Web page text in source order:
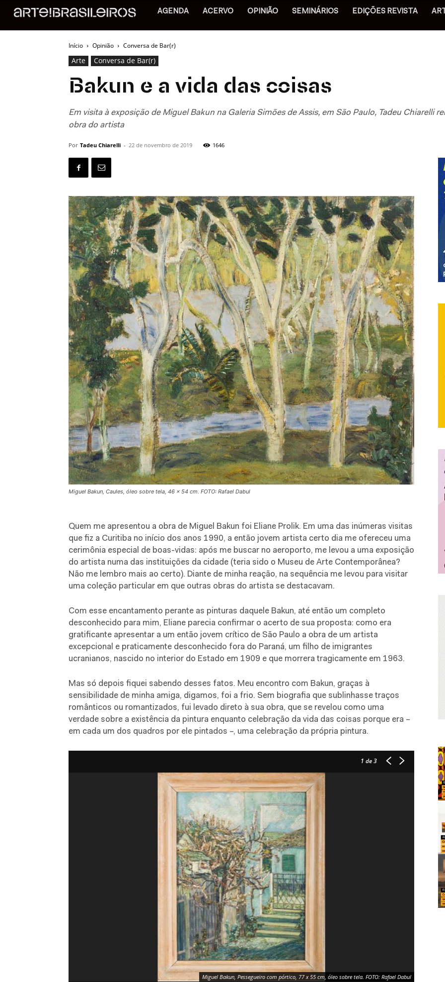
AGENDA ACERVO OPINIÃO SEMINÁRIOS EDIÇÕES REVISTA
Início Opinião Conversa de Bar(r)
Arte Conversa de Bar(r)
Bakun e a vida das coisas
Em visita à exposição de Miguel Bakun na Galeria Simões de Assis, em São Paulo, Tadeu Chiarelli
obra do artista
Por Tadeu Chiarelli - 22 de novembro de 2019 1646
Miguel Bakun, Caules, óleo sobre tela, 46 x 54 cm. FOTO: Rafael Dabul
Quem me apresentou a obra de Miguel Bakun foi Eliane Prolik. Em uma das inúmeras visitas
que fiz a Curitiba no início dos anos 1990, a então jovem artista certo dia me ofereceu uma
cerimônia especial de boas-vidas: após me buscar no aeroporto, me levou a uma exposição
do artista numa das instituições da cidade (teria sido o Museu de Arte Contemporânea?
Não me lembro mais ao certo). Diante de minha reação, na sequência me levou para visitar
uma coleção particular em que outras obras do artista se destacavam.
Com esse encantamento perante as pinturas daquele Bakun, até então um completo
desconhecido para mim, Eliane parecia confirmar o acerto de sua proposta: como era
gratificante apresentar a um então jovem crítico de São Paulo a obra de um artista
excepcional e praticamente desconhecido fora do Paraná, um filho de imigrantes
ucranianos, nascido no interior do Estado em 1909 e que morrera tragicamente em 1963.
Mas só depois fiquei sabendo desses fatos. Meu encontro com Bakun, graças à
sensibilidade de minha amiga, digamos, foi a frio. Sem biografia que sublinhasse traços
românticos ou romantizados, fui levado direto à sua obra, que se revelou como uma
verdade sobre a existência da pintura enquanto celebração da vida das coisas porque era –
em cada um dos quadros por ele pintados –, uma celebração da própria pintura.
1 de 3
Miguel Bakun, Pessegueiro com pórtico, 77 x 55 cm, óleo sobre tela. FOTO: Rafael Dabul